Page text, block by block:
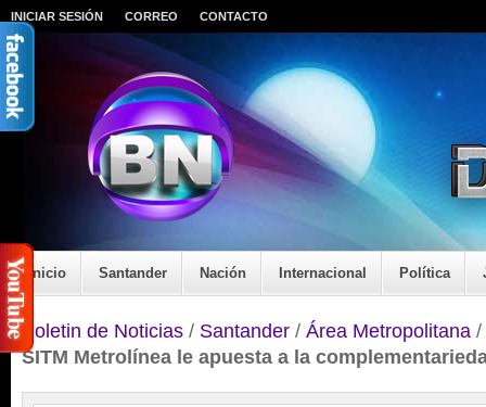
INICIAR SESIÓN CORREO CONTACTO
Inicio Santander Nación Internacional Política
Boletin de Noticias / Santander / Área Metropolitana /
SITM Metrolínea le apuesta a la